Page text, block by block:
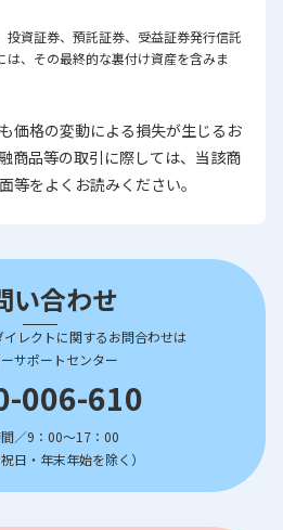
投資証券、預託証券、受益証券発行信託
は、その最終的な裏付け資産を含みま
価格の変動による損失が生じるお
商品等の取引に際しては、当該商
等をよくお読みください。
い合わせ
イレクトに関するお問合わせは
サポートセンター
006-610
／9：00～17：00
祝日・年末年始を除く）